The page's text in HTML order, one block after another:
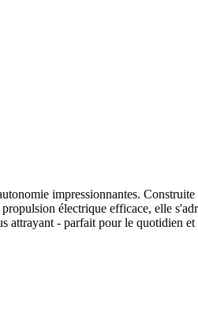
impressionnantes.
électrique efficace, elle
attrayant - parfait pour le quotidien et